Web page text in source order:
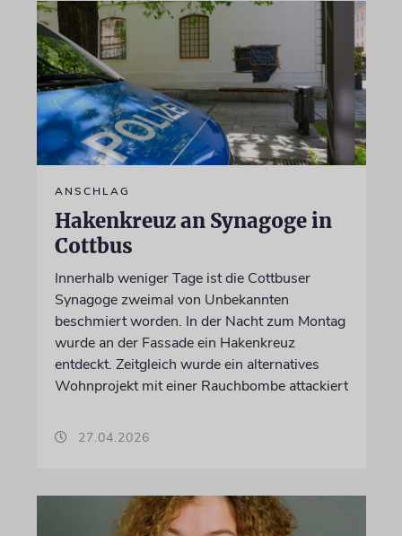
ANSCHLAG
Hakenkreuz an Synagoge in
Cottbus
Innerhalb weniger Tage ist die Cottbuser
Synagoge zweimal von Unbekannten
beschmiert worden. In der Nacht zum Montag
wurde an der Fassade ein Hakenkreuz
entdeckt. Zeitgleich wurde ein alternatives
Wohnprojekt mit einer Rauchbombe attackiert
27.04.2026